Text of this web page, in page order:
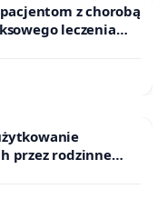
z chorobą
leczenia
przez rodzinne